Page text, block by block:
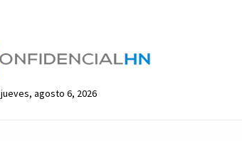
jueves, agosto 6, 2026